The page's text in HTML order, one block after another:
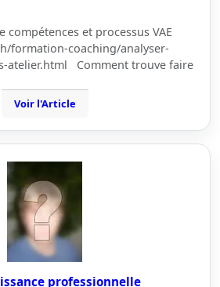
compétences et processus VAE
formation-coaching/analyser-
atelier.html Comment trouve faire
Voir l'Article
professionnelle